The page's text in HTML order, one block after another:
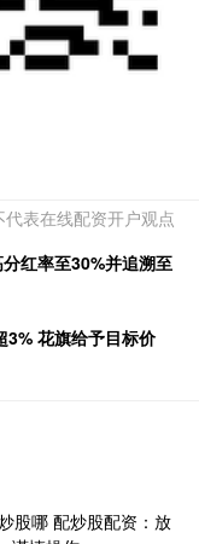
表在线配资开户观点
红率至30%并追溯至
3% 花旗给予目标价